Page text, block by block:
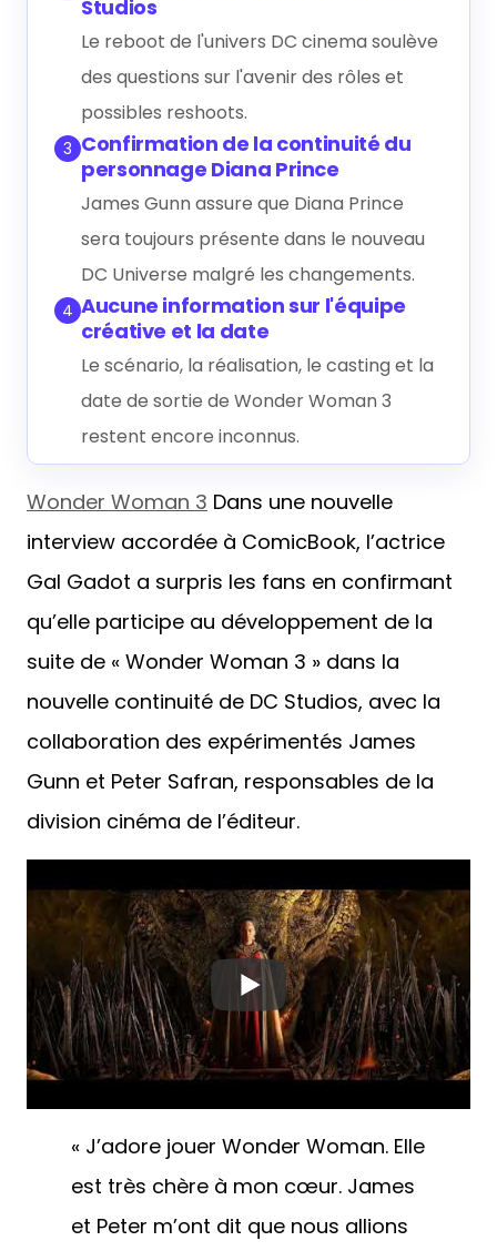
Studios
Le reboot de l'univers DC cinema soulève
des questions sur l'avenir des rôles et
possibles reshoots.
3 Confirmation de la continuité du
personnage Diana Prince
James Gunn assure que Diana Prince
sera toujours présente dans le nouveau
DC Universe malgré les changements.
4 Aucune information sur l'équipe
créative et la date
Le scénario, la réalisation, le casting et la
date de sortie de Wonder Woman 3
restent encore inconnus.
Wonder Woman 3 Dans une nouvelle
interview accordée à ComicBook, l’actrice
Gal Gadot a surpris les fans en confirmant
qu’elle participe au développement de la
suite de « Wonder Woman 3 » dans la
nouvelle continuité de DC Studios, avec la
collaboration des expérimentés James
Gunn et Peter Safran, responsables de la
division cinéma de l’éditeur.
« J’adore jouer Wonder Woman. Elle
est très chère à mon cœur. James
et Peter m’ont dit que nous allions